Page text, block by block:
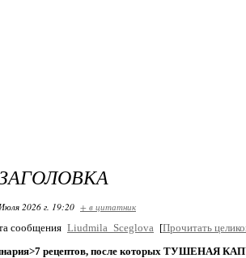
2026 г. 19:20 + в цитатник
сообщения Liudmila_Sceglova [Прочитать
рецептов, после которых ТУШЕНАЯ